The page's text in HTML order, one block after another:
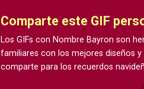
Comparte este GIF
Los GIFs con Nombre Bayron son
familiares con los mejores diseños
comparte para los recuerdos